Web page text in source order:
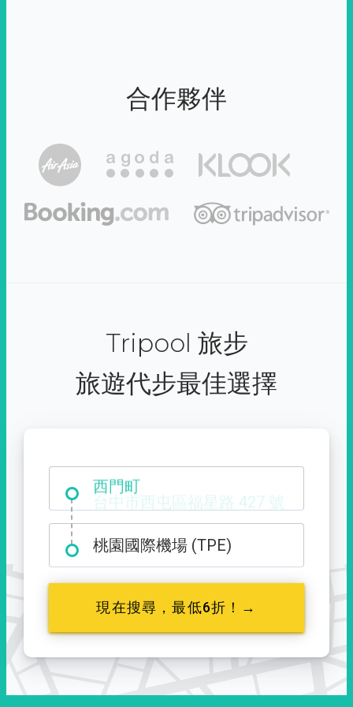
合作夥伴
Tripool 旅步
旅遊代步最佳選擇
西門町
桃園國際機場 (TPE)
現在搜尋，最低6折！→